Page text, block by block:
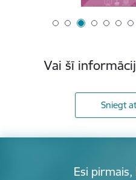
Vai šī
Sniegt
Esi